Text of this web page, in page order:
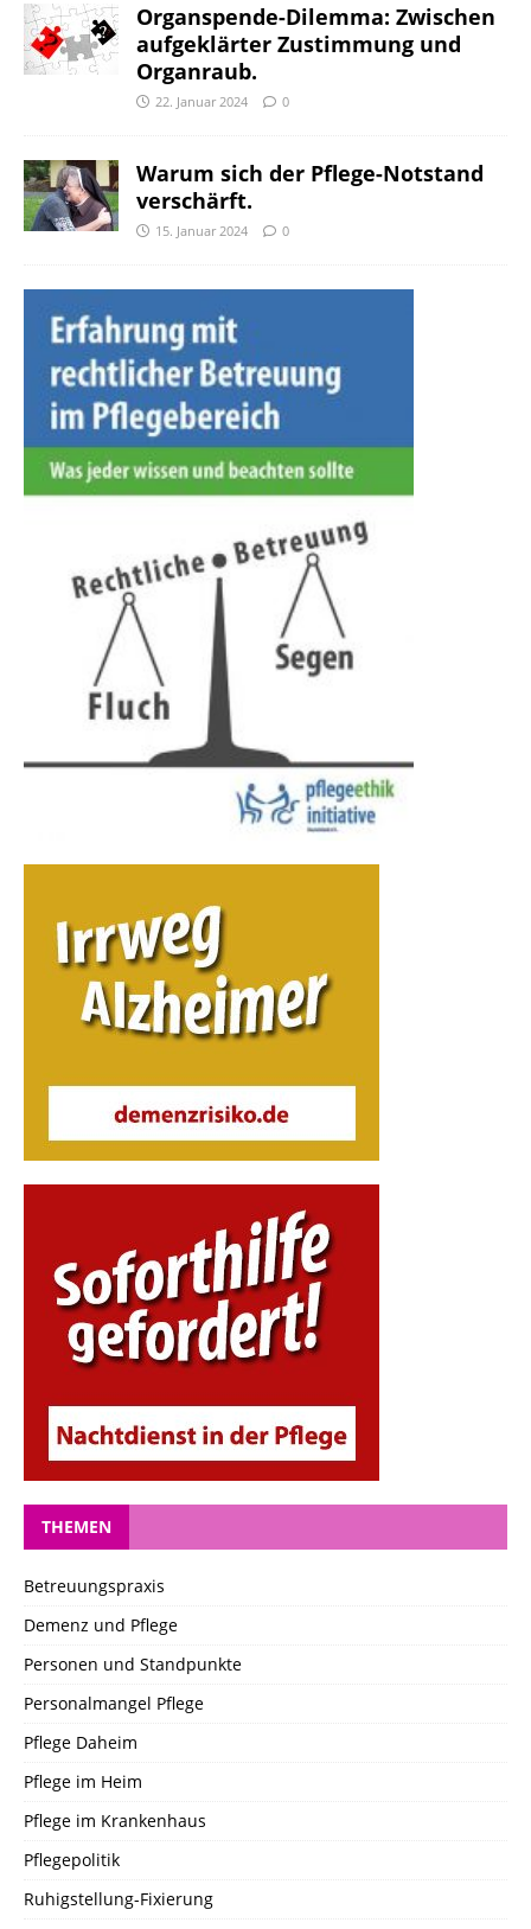
Organspende-Dilemma: Zwischen
aufgeklärter Zustimmung und
Organraub.
22. Januar 2024 0
Warum sich der Pflege-Notstand
verschärft.
15. Januar 2024 0
THEMEN
Betreuungspraxis
Demenz und Pflege
Personen und Standpunkte
Personalmangel Pflege
Pflege Daheim
Pflege im Heim
Pflege im Krankenhaus
Pflegepolitik
Ruhigstellung-Fixierung